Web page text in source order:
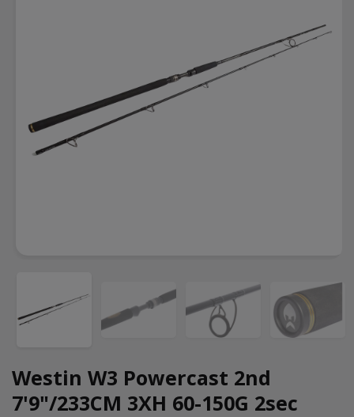
Westin W3 Powercast 2nd
7'9"/233CM 3XH 60-150G 2sec